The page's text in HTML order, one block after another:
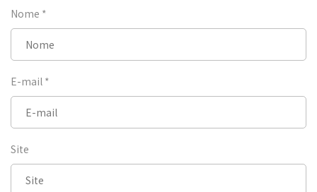
Nome *
E-mail *
Site